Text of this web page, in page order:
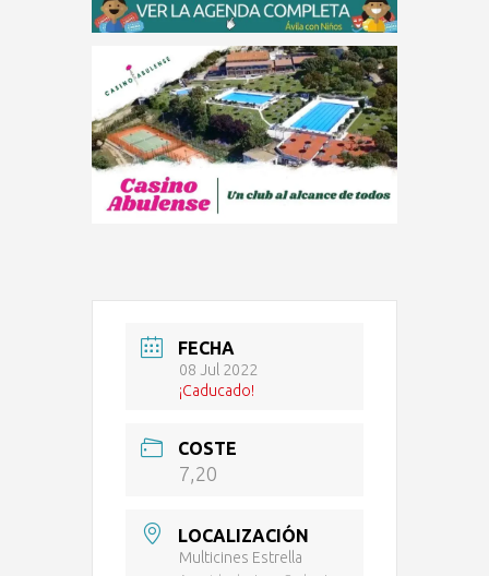
FECHA
08 Jul 2022
¡Caducado!
COSTE
7,20
LOCALIZACIÓN
Multicines Estrella